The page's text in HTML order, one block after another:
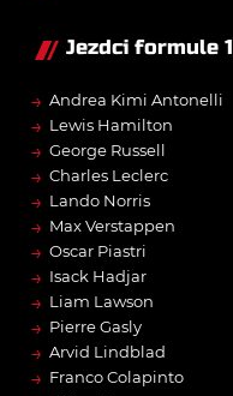
Jezdci formule 1
→ Andrea Kimi Antonelli
→ Lewis Hamilton
→ George Russell
→ Charles Leclerc
→ Lando Norris
→ Max Verstappen
→ Oscar Piastri
→ Isack Hadjar
→ Liam Lawson
→ Pierre Gasly
→ Arvid Lindblad
→ Franco Colapinto